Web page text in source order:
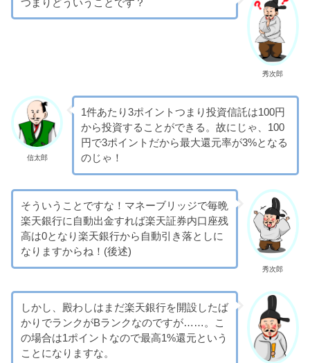
秀次郎
つまりどういうことです？
信太郎
1件あたり3ポイントつまり投資信託は100円
から投資することができる。故にじゃ、100
円で3ポイントだから最大還元率が3%となる
のじゃ！
秀次郎
そういうことですな！マネーブリッジで毎晩
楽天銀行に自動出金すれば楽天証券内口座残
高は0となり楽天銀行から自動引き落としに
なりますからね！(後述)
しかし、殿わしはまだ楽天銀行を開設したば
かりでランクがBランクなのですが……。こ
の場合は1ポイントなので最高1%還元という
ことになりますな。